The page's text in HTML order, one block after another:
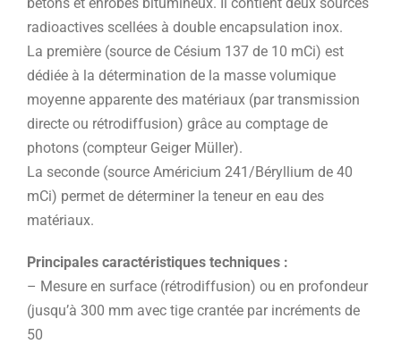
radioactives scellées à double encapsulation inox.
La première (source de Césium 137 de 10 mCi) est
dédiée à la détermination de la masse volumique
moyenne apparente des matériaux (par transmission
directe ou rétrodiffusion) grâce au comptage de
photons (compteur Geiger Müller).
La seconde (source Américium 241/Béryllium de 40
mCi) permet de déterminer la teneur en eau des
matériaux.
Principales caractéristiques techniques :
– Mesure en surface (rétrodiffusion) ou en profondeur
(jusqu’à 300 mm avec tige crantée par incréments de
50